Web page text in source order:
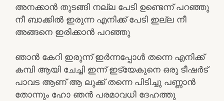
അനക്കാൻ തുടങ്ങി നല്ല പേടി ഉണ്ടെന്ന് പറഞ്ഞു
നീ ബാക്കിൽ ഇരുന്ന എനിക്ക് പേടി ഇല്ല നീ
അങ്ങനെ ഇരിക്കാൻ പറഞ്ഞു
ഞാൻ കേറി ഇരുന്ന് ഇർന്നപ്പോൾ തന്നെ എനിക്ക്
കമ്പി ആയി ചേച്ചി ഇന്ന് ഇട്യേകുനെ ഒരു ടീഷർട്
പാവട ആണ് ആ ലുക്ക്‌ തന്നെ പിടിച്ചു പണ്ണാൻ
തോന്നും ഹോ ഞൻ പരമാവധി ദേഹത്തു